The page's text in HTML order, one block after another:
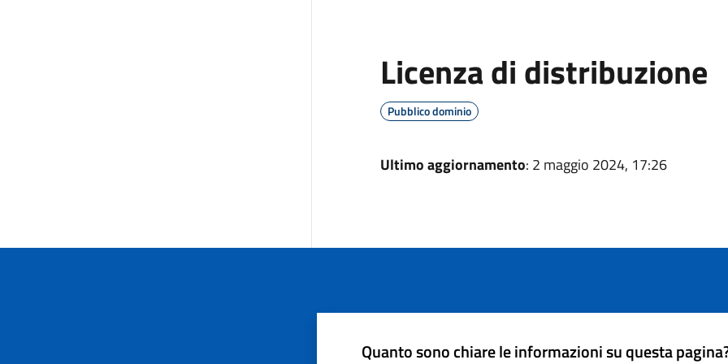
Licenza di distribuzione
Pubblico dominio
Ultimo aggiornamento: 2 maggio 2024, 17:26
Quanto sono chiare le informazioni su questa